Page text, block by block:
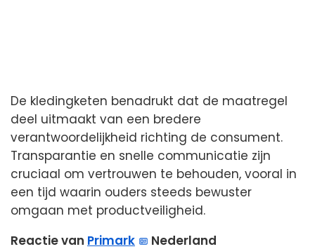
De kledingketen benadrukt dat de maatregel
deel uitmaakt van een bredere
verantwoordelijkheid richting de consument.
Transparantie en snelle communicatie zijn
cruciaal om vertrouwen te behouden, vooral in
een tijd waarin ouders steeds bewuster
omgaan met productveiligheid.
Reactie van Primark
Nederland